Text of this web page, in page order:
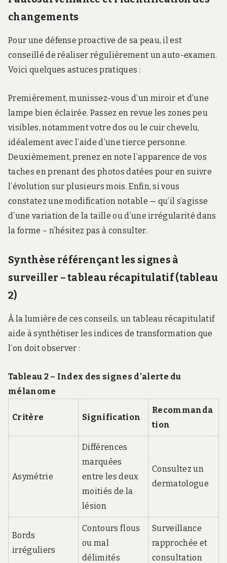
changements
Pour une défense proactive de sa peau, il est
conseillé de réaliser régulièrement un auto-examen.
Voici quelques astuces pratiques :
Premièrement, munissez-vous d’un miroir et d’une
lampe bien éclairée. Passez en revue les zones peu
visibles, notamment votre dos ou le cuir chevelu,
idéalement avec l’aide d’une tierce personne.
Deuxièmement, prenez en note l’apparence de vos
taches en prenant des photos datées pour en suivre
l’évolution sur plusieurs mois. Enfin, si vous
constatez une modification notable — qu’il s’agisse
d’une variation de la taille ou d’une irrégularité dans
la forme – n’hésitez pas à consulter.
Synthèse référençant les signes à
surveiller – tableau récapitulatif (tableau
2)
À la lumière de ces conseils, un tableau récapitulatif
aide à synthétiser les indices de transformation que
l’on doit observer :
Tableau 2 – Index des signes d’alerte du
mélanome
Critère Signification
Recommanda
tion
Asymétrie
Différences
marquées
entre les deux
moitiés de la
lésion
Consultez un
dermatologue
Bords
irréguliers
Contours flous
ou mal
délimités
Surveillance
rapprochée et
consultation